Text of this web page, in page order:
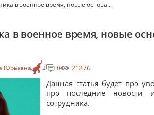
в военное время, новые основа...
в военное время, новые
Юрьевна 2 0 21276
Данная статья будет про
про последние новости
сотрудника.